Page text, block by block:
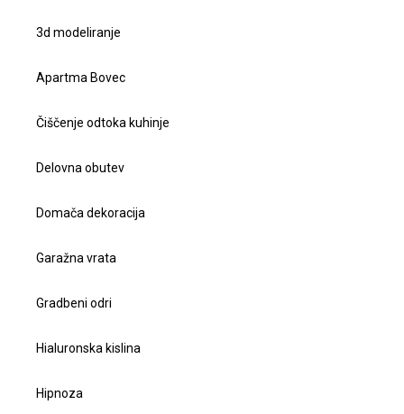
3d modeliranje
Apartma Bovec
Čiščenje odtoka kuhinje
Delovna obutev
Domača dekoracija
Garažna vrata
Gradbeni odri
Hialuronska kislina
Hipnoza